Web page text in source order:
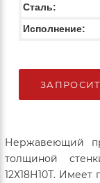
Сталь:
Исполнение:
Нержавеющий
толщиной
12Х18Н10Т. Имеет